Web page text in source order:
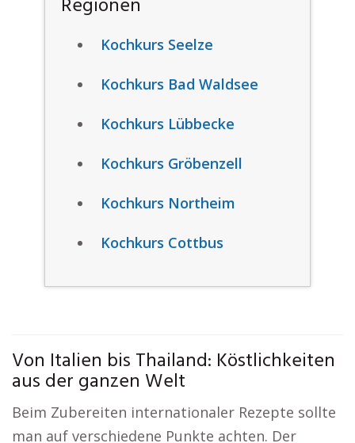
Regionen
Kochkurs Seelze
Kochkurs Bad Waldsee
Kochkurs Lübbecke
Kochkurs Gröbenzell
Kochkurs Northeim
Kochkurs Cottbus
Von Italien bis Thailand: Köstlichkeiten
aus der ganzen Welt
Beim Zubereiten internationaler Rezepte sollte
man auf verschiedene Punkte achten. Der